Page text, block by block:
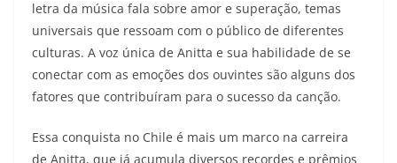
letra da música fala sobre amor e superação, temas
universais que ressoam com o público de diferentes
culturas. A voz única de Anitta e sua habilidade de se
conectar com as emoções dos ouvintes são alguns dos
fatores que contribuíram para o sucesso da canção.
Essa conquista no Chile é mais um marco na carreira
de Anitta, que já acumula diversos recordes e prêmios